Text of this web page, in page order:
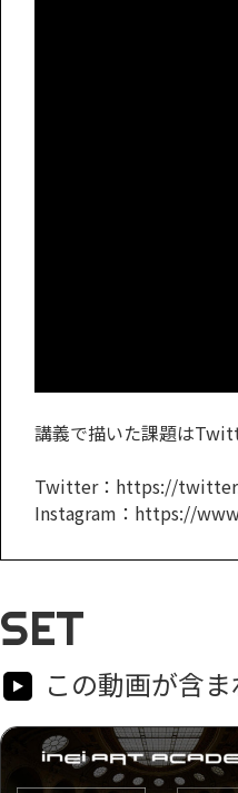
講義で描いた課題は
Twitter：https://
Instagram：https://
SET
この動画が含